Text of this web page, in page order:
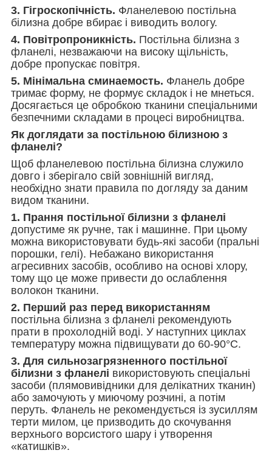
3. Гігроскопічність. Фланелевою постільна
білизна добре вбирає і виводить вологу.
4. Повітропроникність. Постільна білизна з
фланелі, незважаючи на високу щільність,
добре пропускає повітря.
5. Мінімальна сминаемость. Фланель добре
тримає форму, не формує складок і не мнеться.
Досягається це обробкою тканини спеціальними
безпечними складами в процесі виробництва.
Як доглядати за постільною білизною з
фланелі?
Щоб фланелевою постільна білизна служило
довго і зберігало свій зовнішній вигляд,
необхідно знати правила по догляду за даним
видом тканини.
1. Прання постільної білизни з фланелі
допустиме як ручне, так і машинне. При цьому
можна використовувати будь-які засоби (пральні
порошки, гелі). Небажано використання
агресивних засобів, особливо на основі хлору,
тому що це може привести до ослаблення
волокон тканини.
2. Перший раз перед використанням
постільна білизна з фланелі рекомендують
прати в прохолодній воді. У наступних циклах
температуру можна підвищувати до 60-90°С.
3. Для сильнозагрязненного постільної
білизни з фланелі використовують спеціальні
засоби (плямовивідники для делікатних тканин)
або замочують у миючому розчині, а потім
перуть. Фланель не рекомендується із зусиллям
терти милом, це призводить до скочування
верхнього ворсистого шару і утворення
«катишків».